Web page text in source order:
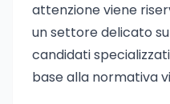
attenzione viene
un settore delicato
candidati
base alla normativa